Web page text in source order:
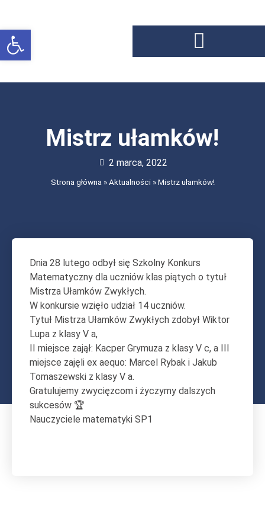
Mistrz ułamków!
2 marca, 2022
Strona główna »Aktualności»Mistrz ułamków!
Dnia 28 lutego odbył się Szkolny Konkurs
Matematyczny dla uczniów klas piątych o tytuł
Mistrza Ułamków Zwykłych.
W konkursie wzięło udział 14 uczniów.
Tytuł Mistrza Ułamków Zwykłych zdobył Wiktor
Lupa z klasy V a,
II miejsce zajął: Kacper Grymuza z klasy V c, a III
miejsce zajęli ex aequo: Marcel Rybak i Jakub
Tomaszewski z klasy V a.
Gratulujemy zwycięzcom i życzymy dalszych
sukcesów 🏆
Nauczyciele matematyki SP1
Otwórz pasek narzędzi